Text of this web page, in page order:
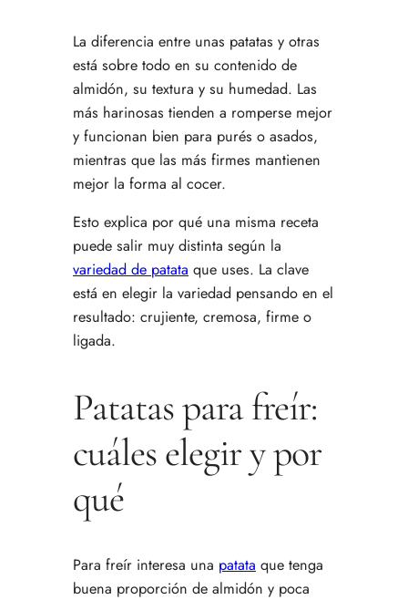
La diferencia entre unas patatas y otras
está sobre todo en su contenido de
almidón, su textura y su humedad. Las
más harinosas tienden a romperse mejor
y funcionan bien para purés o asados,
mientras que las más firmes mantienen
mejor la forma al cocer.
Esto explica por qué una misma receta
puede salir muy distinta según la
variedad de patata que uses. La clave
está en elegir la variedad pensando en el
resultado: crujiente, cremosa, firme o
ligada.
Patatas para freír:
cuáles elegir y por
qué
Para freír interesa una patata que tenga
buena proporción de almidón y poca